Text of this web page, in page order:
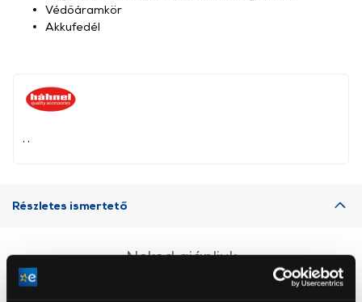
Védőáramkör
Akkufedél
Részletes ismertető
Neked ajánljuk